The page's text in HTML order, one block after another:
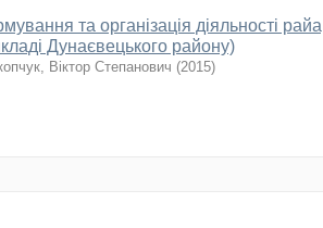
та організація діяльності
Дунаєвецького району)
Віктор Степанович (2015)